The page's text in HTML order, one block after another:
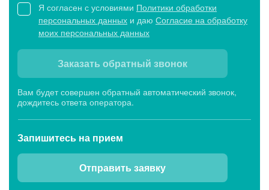
Я согласен с условиями Политики обработки
персональных данных и даю Согласие на обработку
моих персональных данных
Заказать обратный звонок
Вам будет совершен обратный автоматический звонок,
дождитесь ответа оператора.
Запишитесь на прием
Отправить заявку